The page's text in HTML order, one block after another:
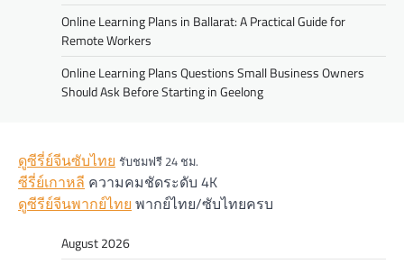
Online Learning Plans in Ballarat: A Practical Guide for
Remote Workers
Online Learning Plans Questions Small Business Owners
Should Ask Before Starting in Geelong
ดูซีรี่ย์จีนซับไทย รับชมฟรี 24 ชม.
ซีรี่ย์เกาหลี ความคมชัดระดับ 4K
ดูซีรีย์จีนพากย์ไทย พากย์ไทย/ซับไทยครบ
August 2026